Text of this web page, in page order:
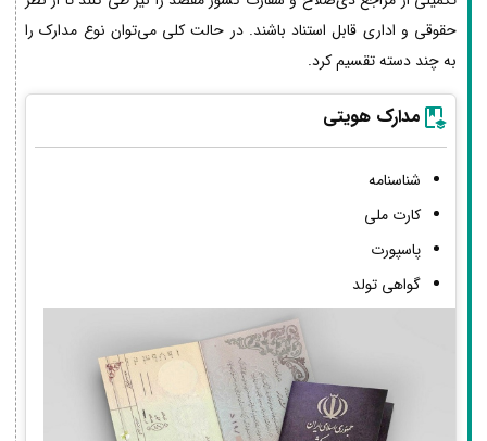
حقوقی و اداری قابل استناد باشند. در حالت کلی می‌توان نوع مدارک را
به چند دسته تقسیم کرد.
مدارک هویتی
شناسنامه
کارت ملی
پاسپورت
گواهی تولد